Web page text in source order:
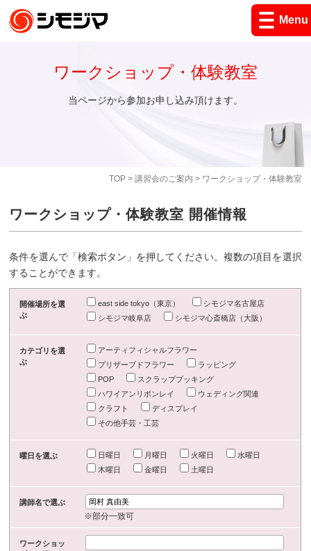
Menu
TOP> 講習会のご案内 > ワークショップ・体験教室
ワークショップ・体験教室
当ページから参加お申し込み頂けます。
ワークショップ・体験教室 開催情報
条件を選んで「検索ボタン」を押してください。複数の項目を選択
することができます。
開催場所を選
ぶ
east side tokyo（東京）
シモジマ名古屋店
シモジマ岐阜店
シモジマ心斎橋店（大阪）
カテゴリを選
ぶ
アーティフィシャルフラワー
プリザーブドフラワー
ラッピング
POP
スクラップブッキング
ハワイアンリボンレイ
ウェディング関連
クラフト
ディスプレイ
その他手芸・工芸
曜日を選ぶ 日曜日 月曜日 火曜日
水曜日
木曜日
金曜日 土曜日
講師名で選ぶ
※部分一致可
ワークショッ